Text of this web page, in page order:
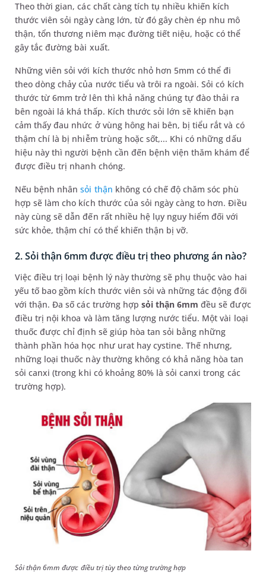
Theo thời gian, các chất càng tích tụ nhiều khiến kích
thước viên sỏi ngày càng lớn, từ đó gây chèn ép nhu mô
thận, tổn thương niêm mạc đường tiết niệu, hoặc có thể
gây tắc đường bài xuất.
Những viên sỏi với kích thước nhỏ hơn 5mm có thể đi
theo dòng chảy của nước tiểu và trôi ra ngoài. Sỏi có kích
thước từ 6mm trở lên thì khả năng chúng tự đào thải ra
bên ngoài lá khá thấp. Kích thước sỏi lớn sẽ khiến bạn
cảm thấy đau nhức ở vùng hông hai bên, bị tiểu rắt và có
thậm chí là bị nhiễm trùng hoặc sốt,... Khi có những dấu
hiệu này thì người bệnh cần đến bệnh viện thăm khám để
được điều trị nhanh chóng.
Nếu bệnh nhânsỏi thận không có chế độ chăm sóc phù
hợp sẽ làm cho kích thước của sỏi ngày càng to hơn. Điều
này cùng sẽ dẫn đến rất nhiều hệ lụy nguy hiểm đối với
sức khỏe, thậm chí có thể khiến thận bị vỡ.
2. Sỏi thận 6mm được điều trị theo phương án nào?
Việc điều trị loại bệnh lý này thường sẽ phụ thuộc vào hai
yếu tố bao gồm kích thước viên sỏi và những tác động đối
với thận. Đa số các trường hợp sỏi thận 6mmđều sẽ được
điều trị nội khoa và làm tăng lượng nước tiểu. Một vài loại
thuốc được chỉ định sẽ giúp hòa tan sỏi bằng những
thành phần hóa học như urat hay cystine. Thế nhưng,
những loại thuốc này thường không có khả năng hòa tan
sỏi canxi (trong khi có khoảng 80% là sỏi canxi trong các
trường hợp).
Sỏi thận 6mm được điều trị tùy theo từng trường hợp